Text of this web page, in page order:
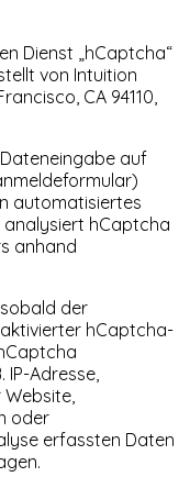
Dienst „hCaptcha“
von Intuition
CA 94110,
auf
automatisiertes
analysiert hCaptcha
anhand
der
hCaptcha-
Adresse,
oder
erfassten Daten